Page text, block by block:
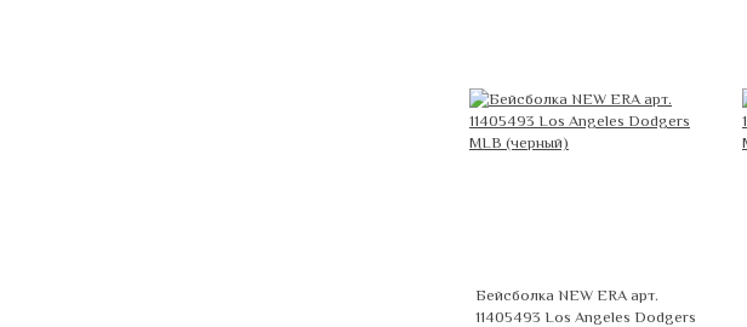
Бейсболка NEW ERA арт.
11405493 Los Angeles Dodgers